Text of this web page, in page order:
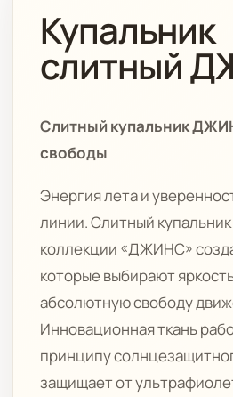
Купальник
слитный
Слитный купальник
свободы
Энергия лета и
линии. Слитный купальник
коллекции «ДЖИНС»
которые выбирают
абсолютную свободу
Инновационная ткань
принципу
защищает от